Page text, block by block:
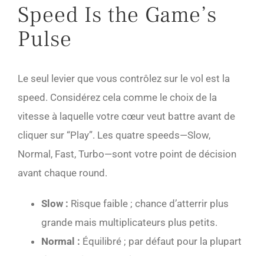
Speed Is the Game’s
Pulse
Le seul levier que vous contrôlez sur le vol est la
speed. Considérez cela comme le choix de la
vitesse à laquelle votre cœur veut battre avant de
cliquer sur “Play”. Les quatre speeds—Slow,
Normal, Fast, Turbo—sont votre point de décision
avant chaque round.
Slow : Risque faible ; chance d’atterrir plus
grande mais multiplicateurs plus petits.
Normal : Équilibré ; par défaut pour la plupart